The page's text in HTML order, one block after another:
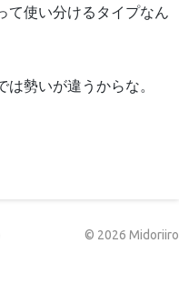
て使い分けるタイプなん
は勢いが違うからな。
© 2026 Midoriiro